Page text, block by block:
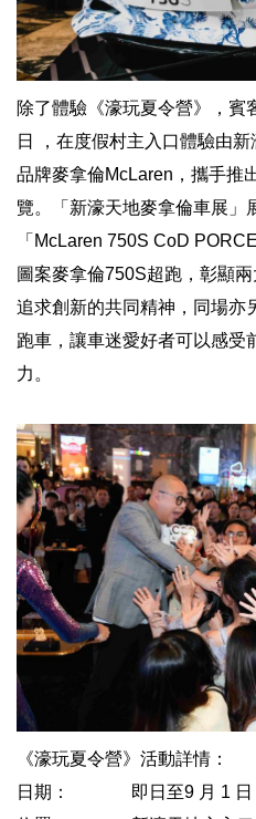
除了體驗《濠玩夏令營》，賓
日 ，在度假村主入口體驗由
品牌麥拿倫McLaren，攜手推
覽。「新濠天地麥拿倫車展」
「McLaren 750S CoD
圖案麥拿倫750S超跑，彰顯
追求創新的共同精神，同場亦
跑車，讓車迷愛好者可以感受
力。
《濠玩夏令營》活動詳情：
日期： 即日至9 月 1 日（